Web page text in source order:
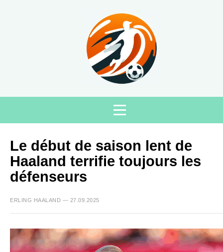
Le début de saison lent de
Haaland terrifie toujours les
défenseurs
ERLING HAALAND — 27.09.2025